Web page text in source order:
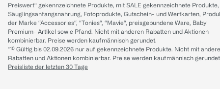
Preiswert“ gekennzeichnete Produkte, mit SALE gekennzeichnete Produkte,
Säuglingsanfangsnahrung, Fotoprodukte, Gutschein- und Wertkarten,
der Marke “Accessories“, “Tonies“, “Mavie“, preisgebundene Ware, Baby
Premium- Artikel sowie Pfand. Nicht mit anderen Rabatten und Aktionen
kombinierbar. Preise werden kaufmännisch gerundet.
*¹⁰ Gültig bis 02.09.2026 nur auf gekennzeichnete Produkte. Nicht mit
Rabatten und Aktionen kombinierbar. Preise werden kaufmännisch
Preisliste der letzten 30 Tage